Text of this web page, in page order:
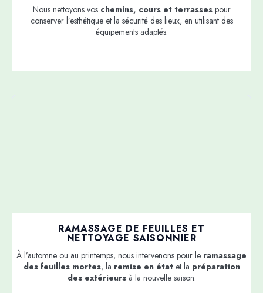
Nous nettoyons vos chemins, cours et terrassespour
conserver l’esthétique et la sécurité des lieux, en utilisant des
équipements adaptés.
RAMASSAGE DE FEUILLES ET
NETTOYAGE SAISONNIER
À l’automne ou au printemps, nous intervenons pour le ramassage
des feuilles mortes, la remise en étatet la préparation
des extérieursà la nouvelle saison.